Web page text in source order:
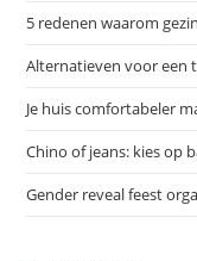
5 redenen waarom
Alternatieven voor een
Je huis comfortabeler
Chino of jeans: kies op
Gender reveal feest